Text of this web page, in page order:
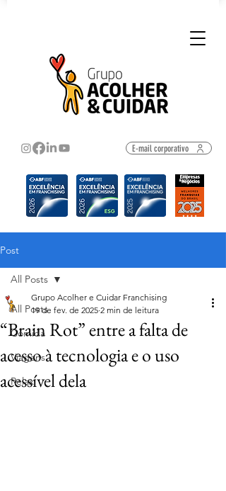
E-mail corporativo
Post
All Posts
Comida
Viagens
Relax
All Posts
“Brain Rot” entre a falta de
acesso à tecnologia e o uso
acessível dela
Grupo Acolher e Cuidar Franchising
19 de fev. de 2025 2 min de leitura